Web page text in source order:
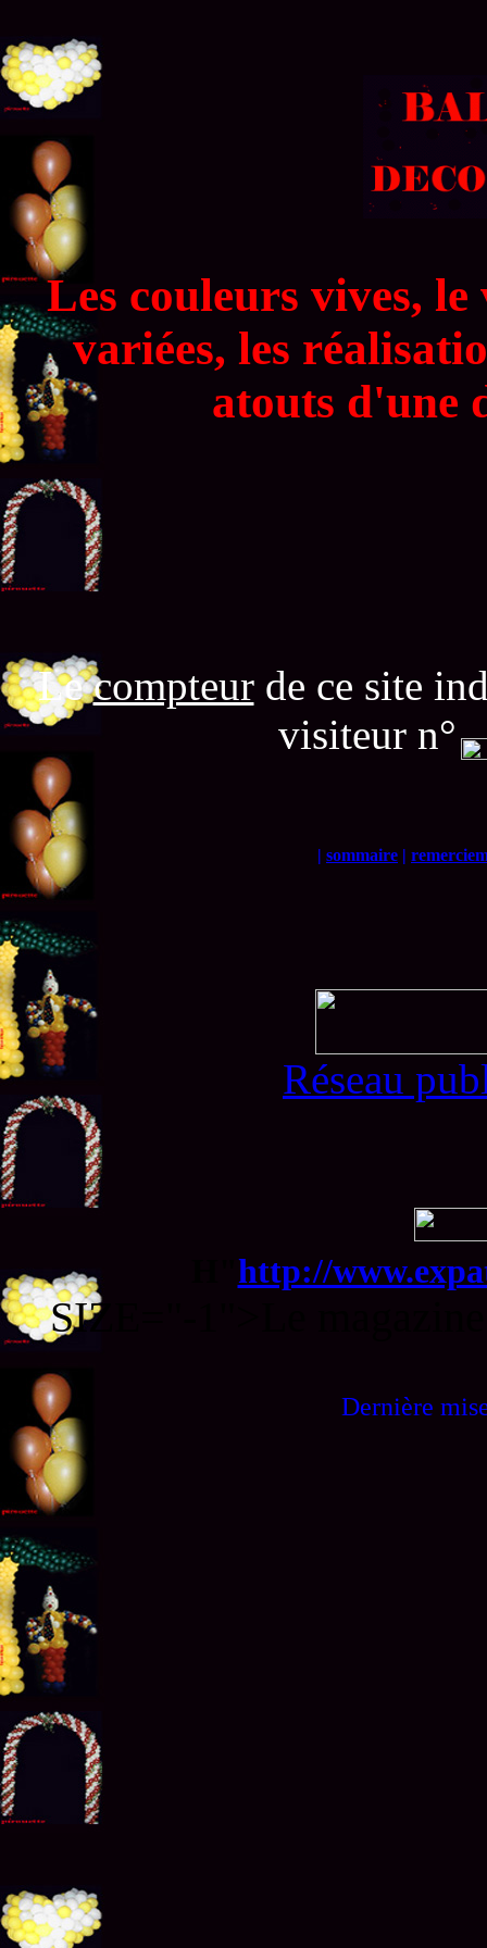
Les couleurs vives,
variées, les
atouts d'une
Lecompteurde ce site
visiteur n°
| sommaire |
Réseau
http://
SIZE="-1">Le
Dernière